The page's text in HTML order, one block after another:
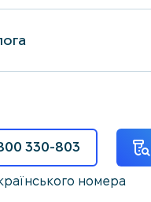
330-803
номера